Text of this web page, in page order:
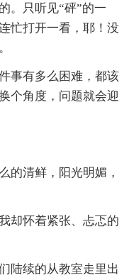
。只听见“砰”的一
忙打开一看，耶！没
事有多么困难，都该
个角度，问题就会迎
的清鲜，阳光明媚，
却怀着紧张、忐忑的
陆续的从教室走里出